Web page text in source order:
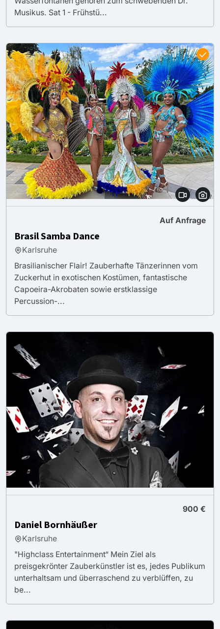
Musikus. Sat 1 - Frühstü...
Auf Anfrage
Brasil Samba Dance
Karlsruhe
Brasilianischer Flair! Zauberhafte Tänzerinnen vom
Zuckerhut in exotischen Kostümen, fantastische
Capoeira-Akrobaten sowie erstklassige
Percussion-...
900 €
Daniel Bornhäußer
Karlsruhe
"Highclass Entertainment“ Mein Ziel als
preisgekrönter Zauberkünstler ist es, jedes Publikum
unterhaltsam und überraschend zu verblüffen, zu
be...